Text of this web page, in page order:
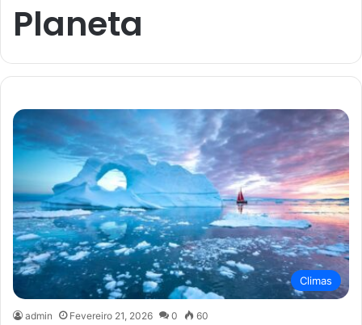
Planeta
Climas
admin Fevereiro 21, 2026 0 60